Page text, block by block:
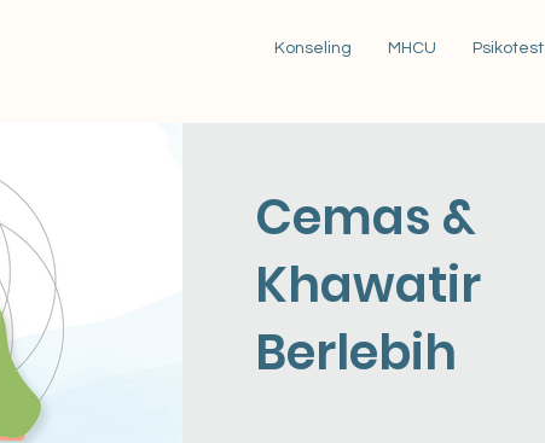
Konseling MHCU Psikotest
Cemas &
Khawatir
Berlebih